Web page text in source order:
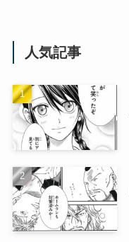
人気記事